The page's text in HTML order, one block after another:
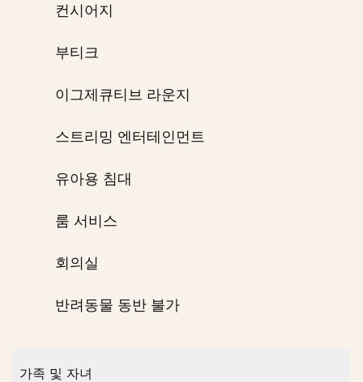
컨시어지
부티크
이그제큐티브 라운지
스트리밍 엔터테인먼트
유아용 침대
룸 서비스
회의실
반려동물 동반 불가
가족 및 자녀